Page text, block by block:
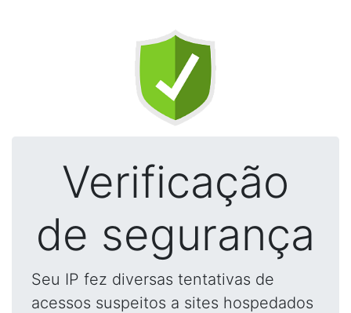
Verificação
de segurança
Seu IP fez diversas tentativas de
acessos suspeitos a sites hospedados